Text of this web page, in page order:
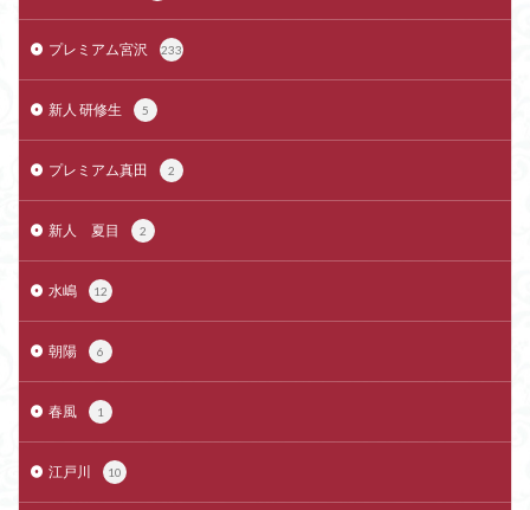
プレミアム宮沢 233
新人 研修生 5
プレミアム真田 2
新人 夏目 2
水嶋 12
朝陽 6
春風 1
江戸川 10